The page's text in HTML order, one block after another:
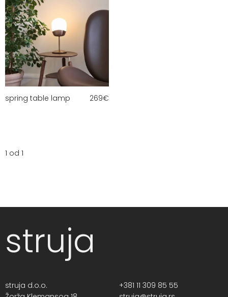
spring table lamp 269€
1 od 1
struja
struja d.o.o.
+381 11 309 85 55